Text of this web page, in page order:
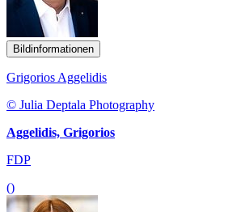
Bildinformationen
Grigorios Aggelidis
© Julia Deptala Photography
Aggelidis, Grigorios
FDP
()